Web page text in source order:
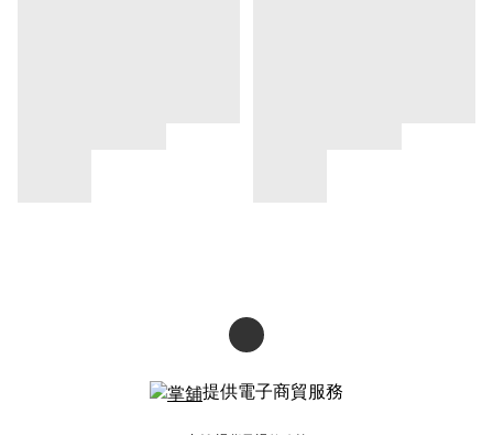
提供電子商貿服務